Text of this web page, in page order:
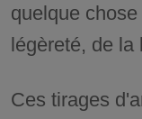
quelque
légèreté, de la
Ces tirages